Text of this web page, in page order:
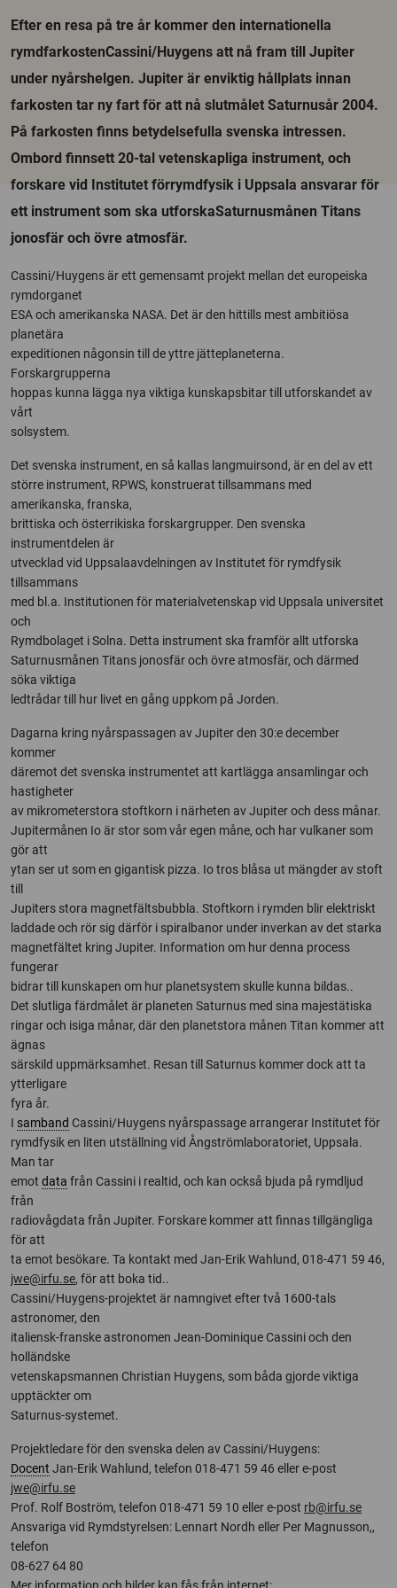
Efter en resa på tre år kommer den internationella
rymdfarkostenCassini/Huygens att nå fram till Jupiter
under nyårshelgen. Jupiter är enviktig hållplats innan
farkosten tar ny fart för att nå slutmålet Saturnusår 2004.
På farkosten finns betydelsefulla svenska intressen.
Ombord finnsett 20-tal vetenskapliga instrument, och
forskare vid Institutet förrymdfysik i Uppsala ansvarar för
ett instrument som ska utforskaSaturnusmånen Titans
jonosfär och övre atmosfär.
Cassini/Huygens är ett gemensamt projekt mellan det europeiska
rymdorganet
ESA och amerikanska NASA. Det är den hittills mest ambitiösa
planetära
expeditionen någonsin till de yttre jätteplaneterna.
Forskargrupperna
hoppas kunna lägga nya viktiga kunskapsbitar till utforskandet av
vårt
solsystem.
Det svenska instrument, en så kallas langmuirsond, är en del av ett
större instrument, RPWS, konstruerat tillsammans med
amerikanska, franska,
brittiska och österrikiska forskargrupper. Den svenska
instrumentdelen är
utvecklad vid Uppsalaavdelningen av Institutet för rymdfysik
tillsammans
med bl.a. Institutionen för materialvetenskap vid Uppsala universitet
och
Rymdbolaget i Solna. Detta instrument ska framför allt utforska
Saturnusmånen Titans jonosfär och övre atmosfär, och därmed
söka viktiga
ledtrådar till hur livet en gång uppkom på Jorden.
Dagarna kring nyårspassagen av Jupiter den 30:e december
kommer
däremot det svenska instrumentet att kartlägga ansamlingar och
hastigheter
av mikrometerstora stoftkorn i närheten av Jupiter och dess månar.
Jupitermånen Io är stor som vår egen måne, och har vulkaner som
gör att
ytan ser ut som en gigantisk pizza. Io tros blåsa ut mängder av stoft
till
Jupiters stora magnetfältsbubbla. Stoftkorn i rymden blir elektriskt
laddade och rör sig därför i spiralbanor under inverkan av det starka
magnetfältet kring Jupiter. Information om hur denna process
fungerar
bidrar till kunskapen om hur planetsystem skulle kunna bildas..
Det slutliga färdmålet är planeten Saturnus med sina majestätiska
ringar och isiga månar, där den planetstora månen Titan kommer att
ägnas
särskild uppmärksamhet. Resan till Saturnus kommer dock att ta
ytterligare
fyra år.
I samband Cassini/Huygens nyårspassage arrangerar Institutet för
rymdfysik en liten utställning vid Ångströmlaboratoriet, Uppsala.
Man tar
emot data från Cassini i realtid, och kan också bjuda på rymdljud
från
radiovågdata från Jupiter. Forskare kommer att finnas tillgängliga
för att
ta emot besökare. Ta kontakt med Jan-Erik Wahlund, 018-471 59 46,
jwe@irfu.se, för att boka tid..
Cassini/Huygens-projektet är namngivet efter två 1600-tals
astronomer, den
italiensk-franske astronomen Jean-Dominique Cassini och den
holländske
vetenskapsmannen Christian Huygens, som båda gjorde viktiga
upptäckter om
Saturnus-systemet.
Projektledare för den svenska delen av Cassini/Huygens:
Docent Jan-Erik Wahlund, telefon 018-471 59 46 eller e-post
jwe@irfu.se
Prof. Rolf Boström, telefon 018-471 59 10 eller e-post rb@irfu.se
Ansvariga vid Rymdstyrelsen: Lennart Nordh eller Per Magnusson,,
telefon
08-627 64 80